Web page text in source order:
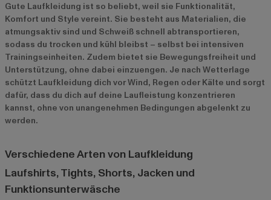
Gute Laufkleidung ist so beliebt, weil sie Funktionalität,
Komfort und Style vereint. Sie besteht aus Materialien, die
atmungsaktiv sind und Schweiß schnell abtransportieren,
sodass du trocken und kühl bleibst – selbst bei intensiven
Trainingseinheiten. Zudem bietet sie Bewegungsfreiheit und
Unterstützung, ohne dabei einzuengen. Je nach Wetterlage
schützt Laufkleidung dich vor Wind, Regen oder Kälte und sorgt
dafür, dass du dich auf deine Laufleistung konzentrieren
kannst, ohne von unangenehmen Bedingungen abgelenkt zu
werden.
Verschiedene Arten von Laufkleidung
Laufshirts, Tights, Shorts, Jacken und
Funktionsunterwäsche